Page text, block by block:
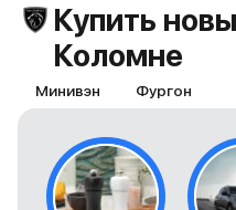
Купить
Коломне
Минивэн Фургон